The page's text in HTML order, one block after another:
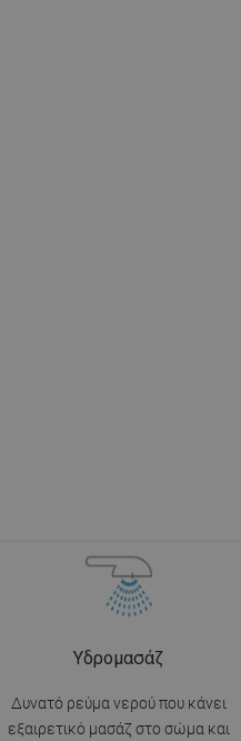
Υδρομασάζ
Δυνατό ρεύμα νερού που κάνει
εξαιρετικό μασάζ στο σώμα και